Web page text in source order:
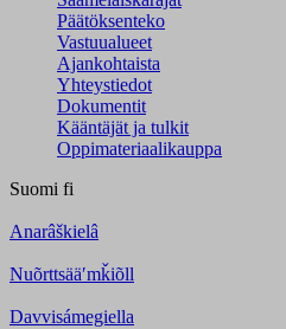
Päätöksenteko
Vastuualueet
Ajankohtaista
Yhteystiedot
Dokumentit
Kääntäjät ja tulkit
Oppimateriaalikauppa
Suomi fi
Anarâškielâ
Nuõrttsääʹmǩiõll
Davvisámegiella